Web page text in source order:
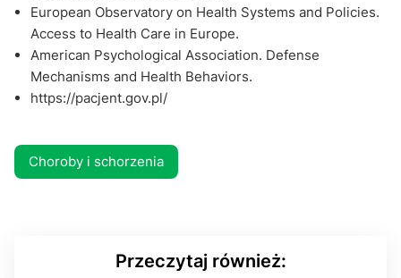
European Observatory on Health Systems and Policies.
Access to Health Care in Europe.
American Psychological Association. Defense
Mechanisms and Health Behaviors.
https://pacjent.gov.pl/
Choroby i schorzenia
Przeczytaj również: